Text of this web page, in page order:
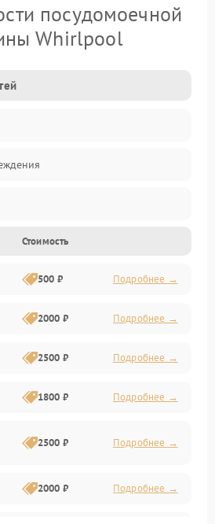
посудомоечной
Whirlpool
Стоимость
500 ₽ Подробнее →
2000 ₽ Подробнее →
2500 ₽ Подробнее →
1800 ₽ Подробнее →
2500 ₽ Подробнее →
2000 ₽ Подробнее →